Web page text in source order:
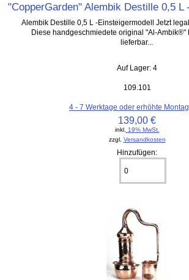
"CopperGarden" Alembik Destille 0,5 L
Alembik Destille 0,5 L -Einsteigermodell Jetzt
Diese handgeschmiedete original "Al-Ambik®"
lieferbar...
Auf Lager: 4
109.101
4 - 7 Werktage oder erhöhte
139,00 €
inkl. 19% MwSt.
zzgl. Versandkosten
Hinzufügen: